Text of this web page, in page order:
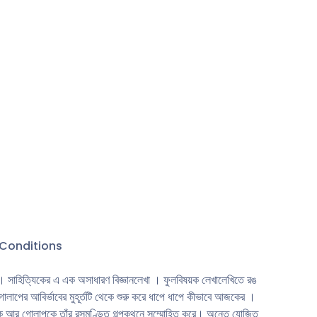
কবি
শত
হয়ে
সাহিত্যিকের এ এক অসাধারণ বিজ্ঞানলেখা । ফুলবিষয়ক লেখালেখিতে রঙ
আবির্ভাবের মুহূর্তটি থেকে শুরু করে ধাপে ধাপে কীভাবে আজকের ।
আর গােলাপকে তাঁর রসমণ্ডিত গল্পকথনে সম্মােহিত করে। অন্তে যােজিত